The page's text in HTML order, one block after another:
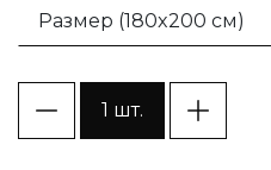
Размер (180x200 см)
1 шт.